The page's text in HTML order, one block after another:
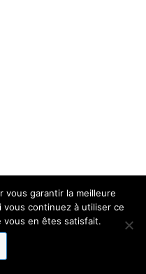
vous garantir la meilleure
continuez à utiliser ce
vous en êtes satisfait.